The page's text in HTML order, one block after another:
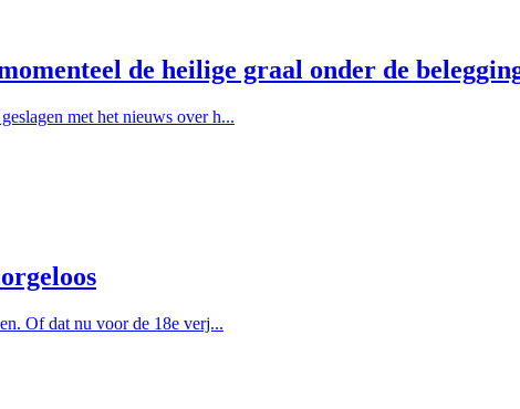
de heilige graal onder de
met het nieuws over h...
Of dat nu voor de 18e verj...